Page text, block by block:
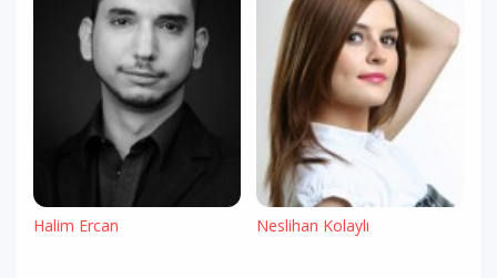
Halim Ercan Neslihan Kolaylı